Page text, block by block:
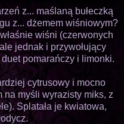
z... maślaną bułeczką
z... dżemem wiśniowym?
wiśni (czerwonych
jednak i przywołujący
pomarańczy i limonki.
cytrusowy i mocno
na myśli wyrazisty miks, z
Splatała je kwiatowa,